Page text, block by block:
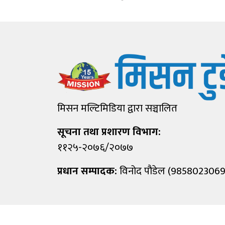
मिसन मल्टिमिडिया द्वारा सञ्चालित
सूचना तथा प्रशारण विभाग:
११२५-२०७६/२०७७
प्रधान सम्पादक:विनोद पौडेल